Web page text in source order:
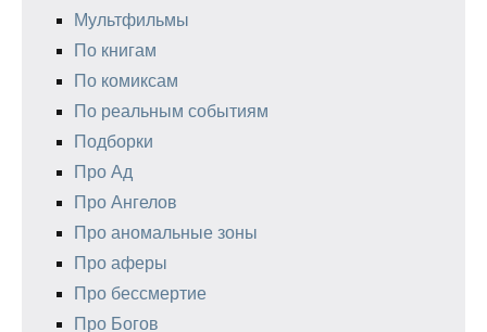
Мультфильмы
По книгам
По комиксам
По реальным событиям
Подборки
Про Ад
Про Ангелов
Про аномальные зоны
Про аферы
Про бессмертие
Про Богов